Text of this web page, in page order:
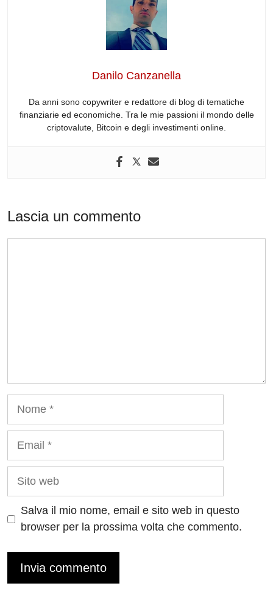
di
t
a
d
s
s
A
p
p
Danilo Canzanella
Da anni sono copywriter e redattore di blog di tematiche
finanziarie ed economiche. Tra le mie passioni il mondo delle
criptovalute, Bitcoin e degli investimenti online.
Lascia un commento
Sito
Salva il mio nome, email e sito web in questo
browser per la prossima volta che commento.